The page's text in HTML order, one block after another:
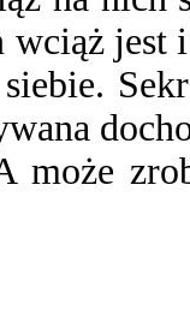
jest
może